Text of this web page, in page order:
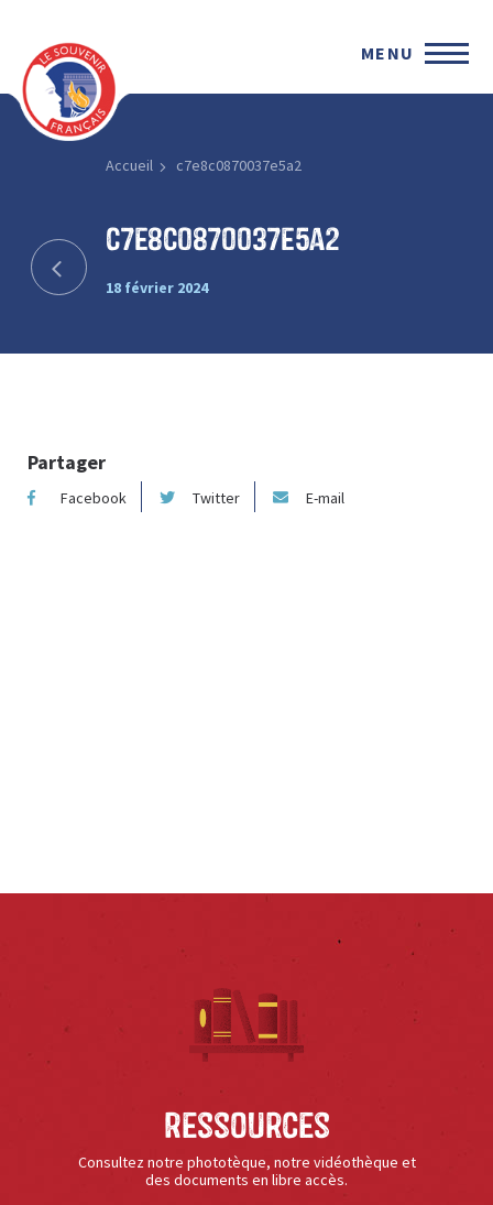
MENU
Accueil c7e8c0870037e5a2
c7e8c0870037e5a2
18 février 2024
Partager
Facebook Twitter E-mail
Ressources
Consultez notre phototèque, notre vidéothèque et
des documents en libre accès.